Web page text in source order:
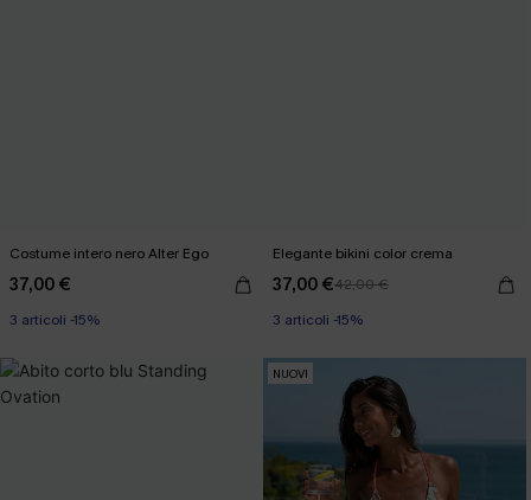
Costume intero nero Alter Ego
37,00 €
3 articoli -15%
Elegante bikini color crema
37,00 €42,00 €
3 articoli -15%
NUOVI